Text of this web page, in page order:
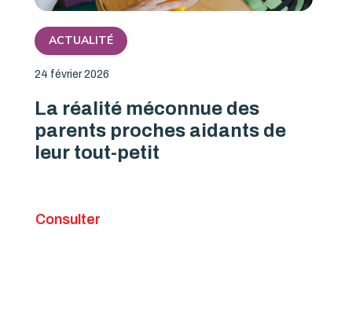
ACTUALITÉ
24 février 2026
La réalité méconnue des
parents proches aidants de
leur tout-petit
Consulter